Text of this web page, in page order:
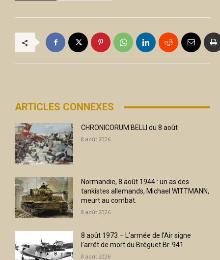
ARTICLES CONNEXES
CHRONICORUM BELLI du 8 août
8 août 2026
Normandie, 8 août 1944 : un as des
tankistes allemands, Michael WITTMANN,
meurt au combat.
8 août 2026
8 août 1973 – L’armée de l’Air signe
l’arrêt de mort du Bréguet Br. 941
8 août 2026